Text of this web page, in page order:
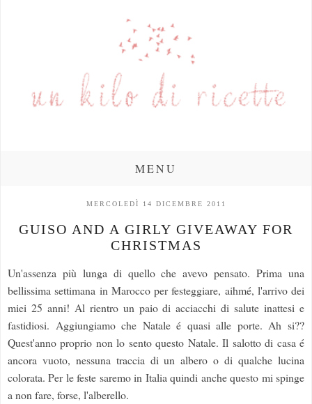
MENU
MERCOLEDÌ 14 DICEMBRE 2011
GUISO AND A GIRLY GIVEAWAY FOR
CHRISTMAS
Un'assenza più lunga di quello che avevo pensato. Prima una
bellissima settimana in Marocco per festeggiare, aihmé, l'arrivo dei
miei 25 anni! Al rientro un paio di acciacchi di salute inattesi e
fastidiosi. Aggiungiamo che Natale é quasi alle porte. Ah si??
Quest'anno proprio non lo sento questo Natale. Il salotto di casa é
ancora vuoto, nessuna traccia di un albero o di qualche lucina
colorata. Per le feste saremo in Italia quindi anche questo mi spinge
a non fare, forse, l'alberello.